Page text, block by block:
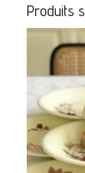
Produits